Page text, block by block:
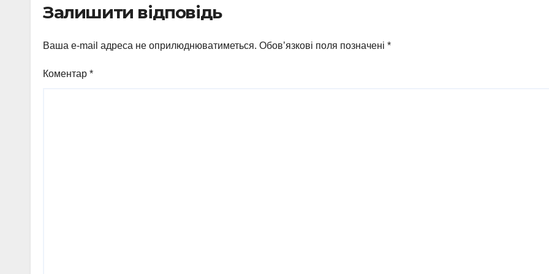
Охтирки
Залишити відповідь
Ваша e-mail адреса не оприлюднюватиметься. Обов’язкові поля позначені *
Коментар *